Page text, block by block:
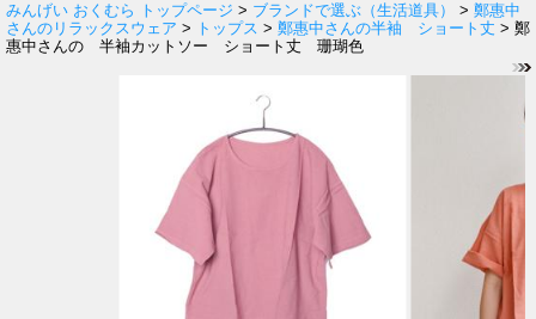
みんげい おくむら トップページ > ブランドで選ぶ（生活道具） > 鄭惠中
さんのリラックスウェア > トップス > 鄭惠中さんの半袖 ショート丈 > 鄭
惠中さんの 半袖カットソー ショート丈 珊瑚色